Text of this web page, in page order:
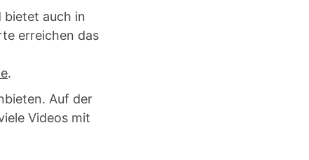
bietet auch in
erreichen das
.
Auf der
Videos mit